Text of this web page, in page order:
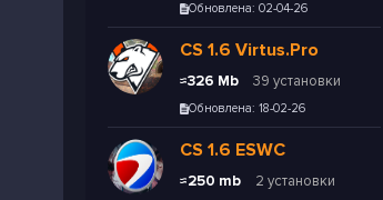
Обновлена: 02-04-26
CS 1.6 Virtus.Pro
≈326 Mb 39 установки
Обновлена: 18-02-26
CS 1.6 ESWC
≈250 mb 2 установки